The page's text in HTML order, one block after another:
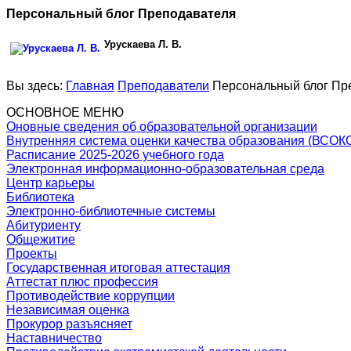
Персональный блог Преподавателя
Урускаева Л. В.
Вы здесь: Главная Преподаватели Персональный блог
ОСНОВНОЕ МЕНЮ
Оновные сведения об образовательной организации
Внутренняя система оценки качества образования
Расписание 2025-2026 учебного года
Электронная информационно-образовательная среда
Центр карьеры
Библиотека
Электронно-библиотечные системы
Абитуриенту
Общежитие
Проекты
Государственная итоговая аттестация
Аттестат плюс профессия
Противодействие коррупции
Независимая оценка
Прокурор разъясняет
Наставничество